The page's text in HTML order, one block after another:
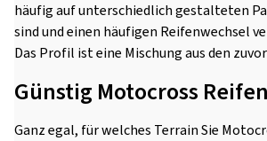
häufig auf unterschiedlich gestalteten
sind und einen häufigen Reifenwechsel
Das Profil ist eine Mischung aus den
Günstig Motocross
Ganz egal, für welches Terrain Sie